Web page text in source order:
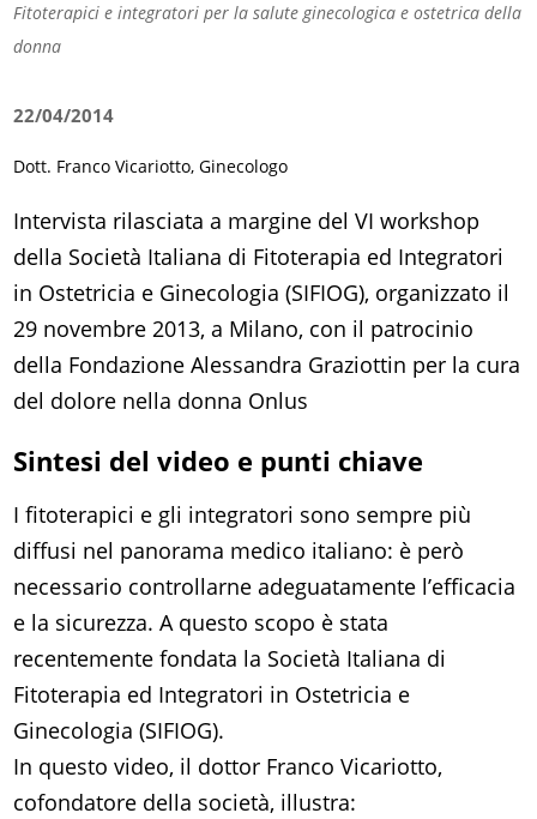
Fitoterapici e integratori per la salute ginecologica e ostetrica della
donna
22/04/2014
Dott. Franco Vicariotto, Ginecologo
Intervista rilasciata a margine del VI workshop
della Società Italiana di Fitoterapia ed Integratori
in Ostetricia e Ginecologia (SIFIOG), organizzato il
29 novembre 2013, a Milano, con il patrocinio
della Fondazione Alessandra Graziottin per la cura
del dolore nella donna Onlus
Sintesi del video e punti chiave
I fitoterapici e gli integratori sono sempre più
diffusi nel panorama medico italiano: è però
necessario controllarne adeguatamente l’efficacia
e la sicurezza. A questo scopo è stata
recentemente fondata la Società Italiana di
Fitoterapia ed Integratori in Ostetricia e
Ginecologia (SIFIOG).
In questo video, il dottor Franco Vicariotto,
cofondatore della società, illustra: